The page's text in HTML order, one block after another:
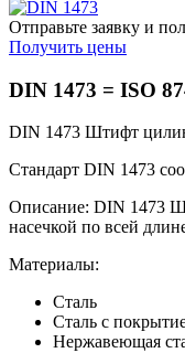
Отправьте заявку и
Получить цены
DIN 1473 = ISO
DIN 1473 Штифт
Стандарт DIN 1473
Описание: DIN 1473
насечкой по всей
Материалы:
Сталь
Сталь с
Нержавеющая